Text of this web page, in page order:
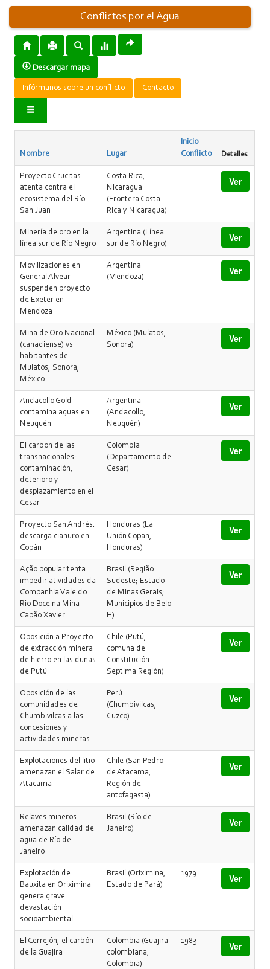
Conflictos por el Agua
Descargar mapa
Infórmanos sobre un conflicto Contacto
Nombre Lugar
Inicio
Conflicto
Detalles
Proyecto Crucitas
atenta contra el
ecosistema del Río
San Juan
Costa Rica,
Nicaragua
(Frontera Costa
Rica y Nicaragua)
Ver
Minería de oro en la
línea sur de Río Negro
Argentina (Línea
sur de Río Negro)
Ver
Movilizaciones en
General Alvear
suspenden proyecto
de Exeter en
Mendoza
Argentina
(Mendoza)
Ver
Mina de Oro Nacional
(canadiense) vs
habitantes de
Mulatos, Sonora,
México
México (Mulatos,
Sonora)
Ver
Andacollo Gold
contamina aguas en
Neuquén
Argentina
(Andacollo,
Neuquén)
Ver
El carbon de las
transnacionales:
contaminación,
deterioro y
desplazamiento en el
Cesar
Colombia
(Departamento de
Cesar)
Ver
Proyecto San Andrés:
descarga cianuro en
Copán
Honduras (La
Unión Copan,
Honduras)
Ver
Ação popular tenta
impedir atividades da
Companhia Vale do
Rio Doce na Mina
Capão Xavier
Brasil (Região
Sudeste; Estado
de Minas Gerais;
Municipios de Belo
H)
Ver
Oposición a Proyecto
de extracción minera
de hierro en las dunas
de Putú
Chile (Putú,
comuna de
Constitución.
Septima Región)
Ver
Oposición de las
comunidades de
Chumbivilcas a las
concesiones y
actividades mineras
Perú
(Chumbivilcas,
Cuzco)
Ver
Explotaciones del litio
amenazan el Salar de
Atacama
Chile (San Pedro
de Atacama,
Región de
antofagasta)
Ver
Relaves mineros
amenazan calidad de
agua de Río de
Janeiro
Brasil (Río de
Janeiro)
Ver
Explotación de
Bauxita en Oriximina
genera grave
devastación
socioambiental
Brasil (Oriximina,
Estado de Pará)
1979 Ver
El Cerrejón, el carbón
de la Guajira
Colombia (Guajira
colombiana,
Colombia)
1983 Ver